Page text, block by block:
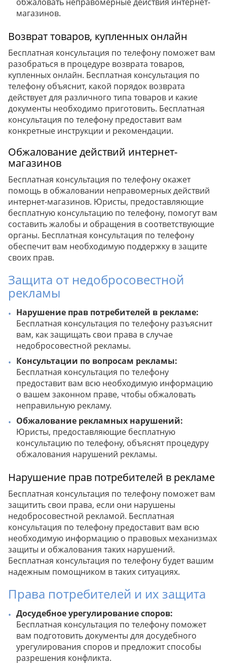
магазинов.
Возврат товаров, купленных онлайн
Бесплатная консультация по телефону поможет вам
разобраться в процедуре возврата товаров,
купленных онлайн. Бесплатная консультация по
телефону объяснит, какой порядок возврата
действует для различного типа товаров и какие
документы необходимо приготовить. Бесплатная
консультация по телефону предоставит вам
конкретные инструкции и рекомендации.
Обжалование действий интернет-
магазинов
Бесплатная консультация по телефону окажет
помощь в обжаловании неправомерных действий
интернет-магазинов. Юристы, предоставляющие
бесплатную консультацию по телефону, помогут вам
составить жалобы и обращения в соответствующие
органы. Бесплатная консультация по телефону
обеспечит вам необходимую поддержку в защите
своих прав.
Защита от недобросовестной
рекламы
Нарушение прав потребителей в рекламе:
Бесплатная консультация по телефону разъяснит
вам, как защищать свои права в случае
недобросовестной рекламы.
Консультации по вопросам рекламы:
Бесплатная консультация по телефону
предоставит вам всю необходимую информацию
о вашем законном праве, чтобы обжаловать
неправильную рекламу.
Обжалование рекламных нарушений:
Юристы, предоставляющие бесплатную
консультацию по телефону, объяснят процедуру
обжалования нарушений рекламы.
Нарушение прав потребителей в рекламе
Бесплатная консультация по телефону поможет вам
защитить свои права, если они нарушены
недобросовестной рекламой. Бесплатная
консультация по телефону предоставит вам всю
необходимую информацию о правовых механизмах
защиты и обжалования таких нарушений.
Бесплатная консультация по телефону будет вашим
надежным помощником в таких ситуациях.
Права потребителей и их защита
Досудебное урегулирование споров:
Бесплатная консультация по телефону поможет
вам подготовить документы для досудебного
урегулирования споров и предложит способы
разрешения конфликта.